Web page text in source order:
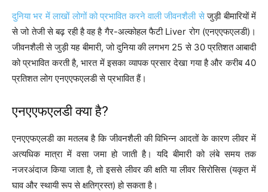
दुनिया भर में लाखों लोगों को प्रभावित करने वाली जीवनशैली सेजुड़ी बीमारियों में
से जो तेजी से बढ़ रही है वह है गैर-अल्कोहल फैटी Liver रोग (एनएएफएलडी)।
जीवनशैली से जुड़ी यह बीमारी, जो दुनिया की लगभग 25 से 30 प्रतिशत आबादी
को प्रभावित करती है, भारत में इसका व्यापक प्रसार देखा गया है और करीब 40
प्रतिशत लोग एनएएफएलडी से प्रभावित हैं।
एनएएफएलडी क्या है?
एनएएफएलडी का मतलब है कि जीवनशैली की विभिन्न आदतों के कारण लीवर में
अत्यधिक मात्रा में वसा जमा हो जाती है। यदि बीमारी को लंबे समय तक
नजरअंदाज किया जाता है, तो इससे लीवर की क्षति या लीवर सिरोसिस (यकृत में
घाव और स्थायी रूप से क्षतिग्रस्त) हो सकता है।